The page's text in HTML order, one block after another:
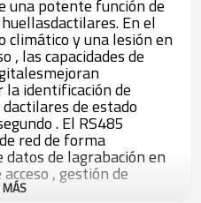
una potente función de
En el
climático y una lesión en
, las capacidades de
identificación de
de estado
. El RS485
red de forma
de lagrabación en
, gestión de
los usuarios pueden
MÁS